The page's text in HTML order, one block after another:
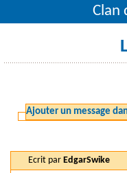
Clan
Ajouter un message
Ecrit par EdgarSwike